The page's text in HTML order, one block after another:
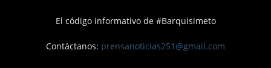
El código informativo de #Barquisimeto
Contáctanos: prensanoticias251@gmail.com